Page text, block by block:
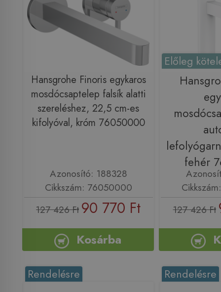
Hansgrohe Finoris egykaros
mosdócsaptelep falsík alatti
szereléshez, 22,5 cm-es
kifolyóval, króm 76050000
Azonosító: 188328
Cikkszám: 76050000
127 426 Ft 90 770 Ft
Kosárba
Előleg
fehér
127 426 Ft
Rendelésre Rendelésre